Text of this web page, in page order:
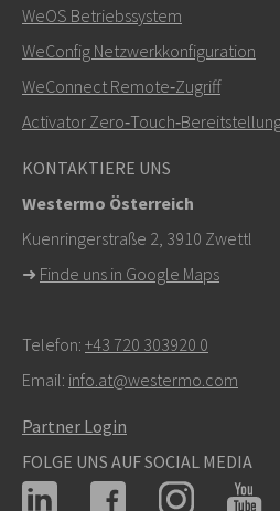
+46 16 42 80 00
info@westermo.com
Bei Supportanfragen,hier
Support zu kontaktieren
WeOS Betriebssystem
WeConfig Netzwerkkonfiguration
WeConnect Remote‑Zugriff
Activator
KONTAKTIERE UNS
Westermo Österreich
Kuenringerstraße 2, 3910 Zwettl
➜ Finde uns in Google Maps
Telefon: +43 720 303920 0
Email: info.at@westermo.com
Partner Login
FOLGE UNS AUF SOCIAL MEDIA